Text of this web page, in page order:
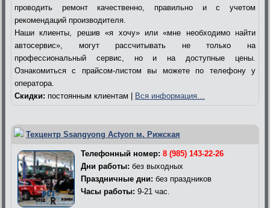
проводить ремонт качественно, правильно и с учетом
рекомендаций производителя.
Наши клиенты, решив «я хочу» или «мне необходимо найти
автосервис», могут рассчитывать не только на
профессиональный сервис, но и на доступные цены.
Ознакомиться с прайсом-листом вы можете по телефону у
оператора.
Скидки: постоянным клиентам | Вся информация…
Техцентр Ssangyong Actyon м. Рижская
Телефонный номер: 8 (985) 143-22-26
Дни работы: без выходных
Праздничные дни: без праздников
Часы работы: 9-21 час.